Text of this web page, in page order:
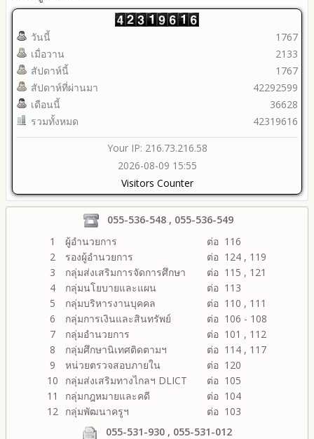
วันนี้
เมื่อวาน
สัปดาห์นี้
สัปดาห์ที่ผ่านมา
เดือนนี้
รวมทั้งหมด
1767
2133
1767
42292599
36628
42319616
Your IP: 216.73.216.58
2026-08-09 15:55
Visitors Counter
055-536-548 , 055-536-549
1
ผู้อำนวยการ
ต่อ 116
2
รองผู้อำนวยการ
ต่อ 124 , 119
3
กลุ่มส่งเสริมการจัดการศึกษา
ต่อ 115 , 121
4
กลุ่มนโยบายและแผน
ต่อ 113
5
กลุ่มบริหารงานบุคคล
ต่อ 110 , 111
6
กลุ่มการเงินและสินทรัพย์
ต่อ 106 - 108
7
กลุ่มอำนวยการ
ต่อ 101 , 112
8
กลุ่มศึกษานิเทศติดตามฯ
ต่อ 114 , 117
9
หน่วยตรวจสอบภายใน
ต่อ 120
10
กลุ่มส่งเสริมทางไกลฯ DLICT
ต่อ 105
11
กลุ่มกฎหมายและคดี
ต่อ 104
12 กลุ่มพัฒนาครูฯ
ต่อ 103
055-531-930 , 055-531-012